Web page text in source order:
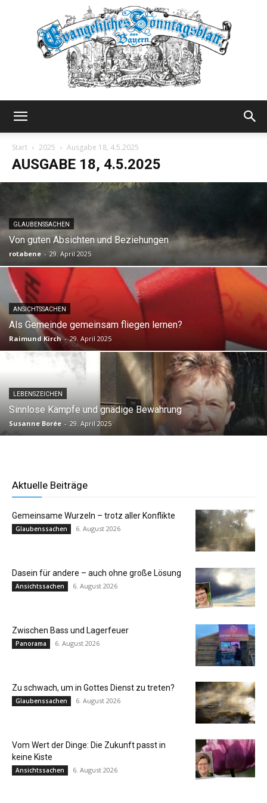
Sonntagsblatt
Start 2025 Ausgabe 18, 4.5.2025
AUSGABE 18, 4.5.2025
GLAUBENSSACHEN
Von guten Absichten und Beziehungen
rotabene - 29. April 2025
ANSICHTSSACHEN
Als Gemeinde gemeinsam fliegen lernen?
Raimund Kirch - 29. April 2025
LEBENSZEICHEN
Sinnlose Kämpfe und gnädige Bewahrung
Susanne Borée - 29. April 2025
Aktuelle Beiträge
Gemeinsame Wurzeln – trotz aller Konflikte
Glaubenssachen 6. August 2026
Dasein für andere – auch ohne große Lösung
Ansichtssachen 6. August 2026
Zwischen Bass und Lagerfeuer
Panorama 6. August 2026
Zu schwach, um in Gottes Dienst zu treten?
Glaubenssachen 6. August 2026
Vom Wert der Dinge: Die Zukunft passt in
keine Kiste
Ansichtssachen 6. August 2026